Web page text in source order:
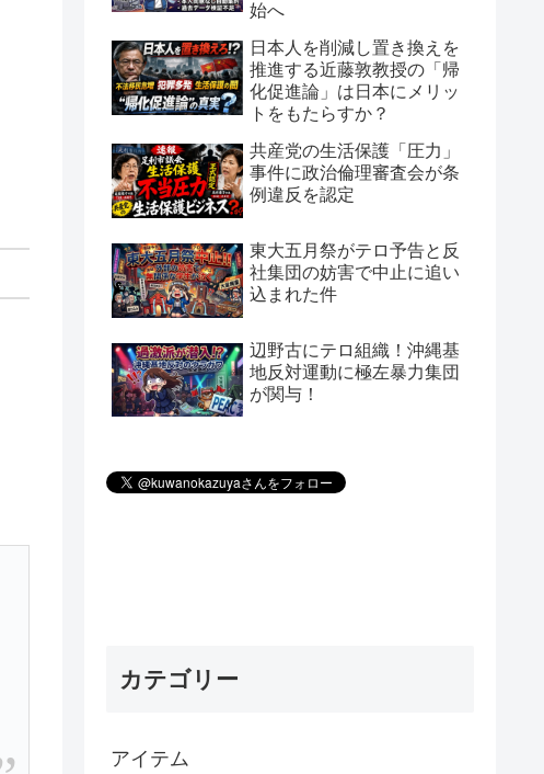
始へ
日本人を削減し置き換えを
推進する近藤敦教授の「帰
化促進論」は日本にメリッ
トをもたらすか？
共産党の生活保護「圧力」
事件に政治倫理審査会が条
例違反を認定
東大五月祭がテロ予告と反
社集団の妨害で中止に追い
込まれた件
辺野古にテロ組織！沖縄基
地反対運動に極左暴力集団
が関与！
カテゴリー
アイテム